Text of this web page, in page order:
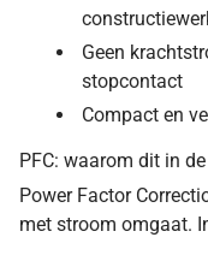
Geen
stopcontact
Compact en
PFC: waarom dit in
Power Factor
met stroom omgaat.